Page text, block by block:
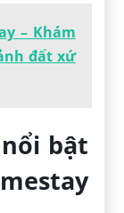
– Khám
đất xứ
bật